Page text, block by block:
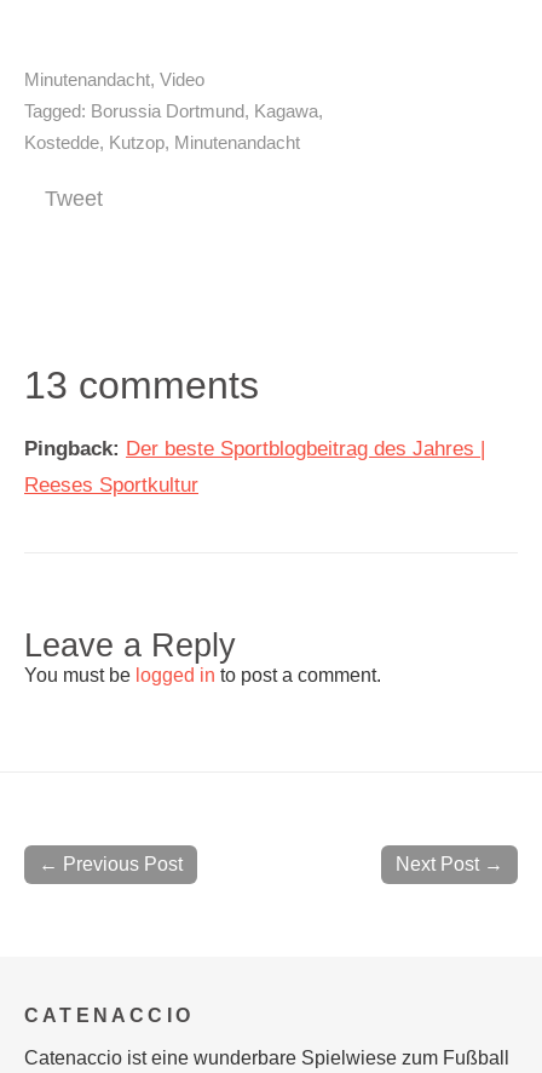
Minutenandacht, Video
Tagged: Borussia Dortmund, Kagawa,
Kostedde, Kutzop, Minutenandacht
Tweet
13 comments
Pingback: Der beste Sportblogbeitrag des Jahres |
Reeses Sportkultur
Leave a Reply
You must be logged in to post a comment.
Next Post →
← Previous Post
CATENACCIO
Catenaccio ist eine wunderbare Spielwiese zum Fußball